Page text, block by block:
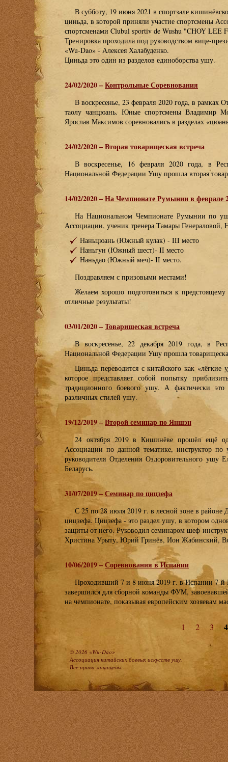
В субботу, 19 июня 2021 в спортзале
циньда, в которой приняли участие спортсмены
спортсменами Clubul sportiv de Wushu "CHOY LEE
Тренировка проходила под руководством вице-
«Wu-Dao» - Алексея Халабуденко.
Циньда это один из разделов единоборства ушу.
24/02/2020 –Контрольные Соревнования
В воскресенье, 23 февраля 2020 года, в
таолу чанцюань. Юные спортсмены Владимир
Ярослав Максимов соревновались в разделах
24/02/2020 –Вторая товарищеская встреча
В воскресенье, 16 февраля 2020 года, в
Национальной Федерации Ушу прошла вторая
14/02/2020 –На Чемпионате Румынии в феврале
На Национальном Чемпионате Румынии по
Ассоциации, ученик тренера Тамары
Наньцюань (Южный кулак) - III место
Наньгун (Южный шест)- II место
Наньдао (Южный меч)- II место.
Поздравляем с призовыми местами!
Желаем хорошо подготовиться к
отличные результаты!
03/01/2020 –Товарищеская встреча
В воскресенье, 22 декабря 2019 года, в
Национальной Федерации Ушу прошла
Циньда переводится с китайского как
которое представляет собой попытку
традиционного боевого ушу. А фактически
различных стилей ушу.
19/12/2019 –Второй семинар по Яншэн
24 октября 2019 в Кишинёве прошёл ещё
Ассоциации по данной тематике, инструктор
руководителя Отделения Оздоровительного
Беларусь.
31/07/2019 –Семинар по цицзефа
С 25 по 28 июля 2019 г. в лесной зоне в районе
цицзефа. Цицзефа - это раздел ушу, в котором
защиты от него. Руководил семинаром шеф-
Христина Урыту, Юрий Гринёв, Ион Жабинский,
10/06/2019 –Соревнования в Испании
Проходивший 7 и 8 июня 2019 г. в Испании 7-
завершился для сборной команды ФУМ,
на чемпионате, показывая европейским хозяевам
1 2 3 4
© 2026 «Wu-Dao»
Ассоциация китайских боевых искусств ушу.
Все права защищены.